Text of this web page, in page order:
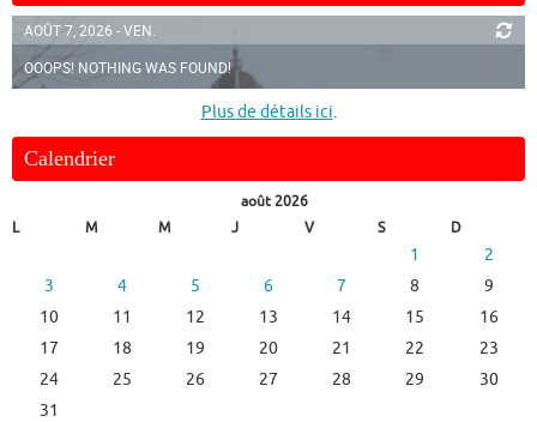
AOÛT 7, 2026 - VEN.
OOOPS! NOTHING WAS FOUND!
Plus de détails ici.
Calendrier
août 2026
L
M M J V S D
1
2
3
4 5 6 7 8
9
10
11 12 13 14 15
16
17
18 19 20 21 22
23
24
25 26 27 28 29
30
31